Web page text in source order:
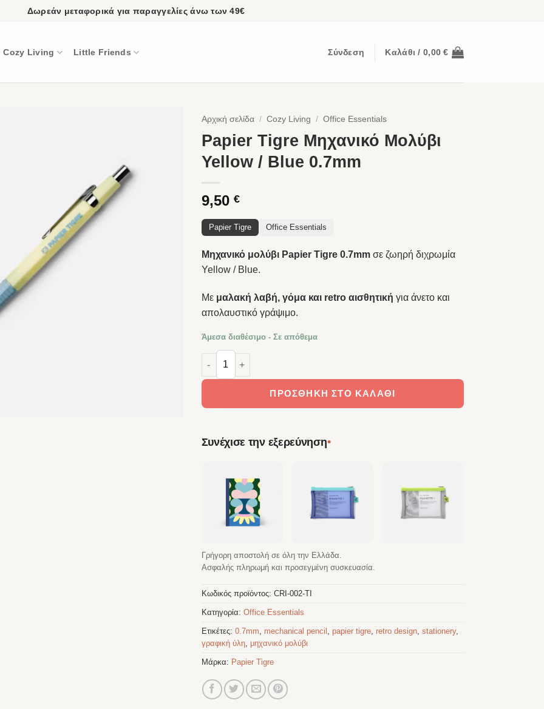
Δωρεάν μεταφορικά για παραγγελίες άνω των 49€
Cozy Living Little Friends Σύνδεση Καλάθι / 0,00€
Αρχική σελίδα / Cozy Living / Office Essentials
Papier Tigre Μηχανικό Μολύβι
Yellow / Blue 0.7mm
9,50 €
Papier Tigre Office Essentials
Μηχανικό μολύβι Papier Tigre 0.7mmσε ζωηρή διχρωμία
Yellow / Blue.
Με μαλακή λαβή, γόμα και retro αισθητική για άνετο και
απολαυστικό γράψιμο.
Άμεσα διαθέσιμο - Σε απόθεμα
Papier Tigre Μηχανικό Μολύβι Yellow / Blue 0.7mm ποσότητα
ΠΡΟΣΘΉΚΗ ΣΤΟ ΚΑΛΆΘΙ
Συνέχισε την εξερεύνηση•
Γρήγορη αποστολή σε όλη την Ελλάδα.
Ασφαλής πληρωμή και προσεγμένη συσκευασία.
Κωδικός προϊόντος: CRI-002-TI
Κατηγορία: Office Essentials
Ετικέτες: 0.7mm mechanical pencil papier tigre, retro design, stationery,
γραφική ύλη, μηχανικό μολύβι
Μάρκα: Papier Tigre